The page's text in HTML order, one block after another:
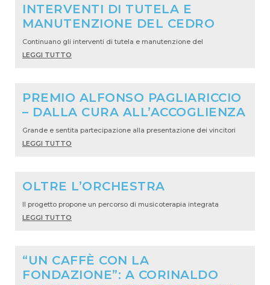
INTERVENTI DI TUTELA E
MANUTENZIONE DEL CEDRO
Continuano gli interventi di tutela e manutenzione del
LEGGI TUTTO
PREMIO ALFONSO PAGLIARICCIO
– DALLA CURA ALL’ACCOGLIENZA
Grande e sentita partecipazione alla presentazione dei vincitori
LEGGI TUTTO
OLTRE L’ORCHESTRA
Il progetto propone un percorso di musicoterapia integrata
LEGGI TUTTO
“UN CAFFÈ CON LA
FONDAZIONE”: A CORINALDO